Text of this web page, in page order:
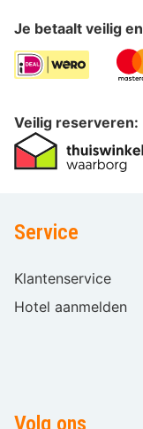
Je betaalt veilig
Veilig reserveren:
Service
Klantenservice
Hotel aanmelden
Volg ons